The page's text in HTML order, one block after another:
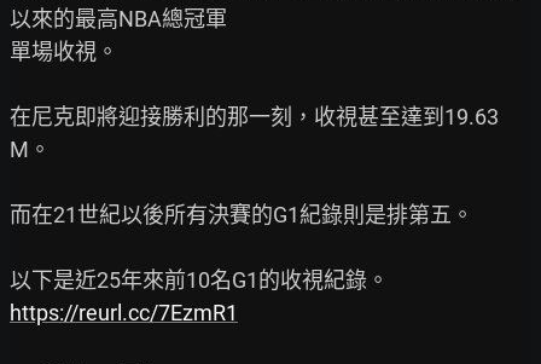
以來的最高NBA總冠軍
單場收視。
在尼克即將迎接勝利的那一刻，收視甚至達到19.63
M。
而在21世紀以後所有決賽的G1紀錄則是排第五。
https://reurl.cc/7EzmR1